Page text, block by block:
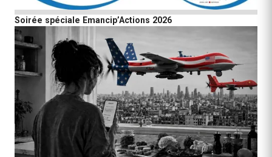
Soirée spéciale Emancip’Actions 2026